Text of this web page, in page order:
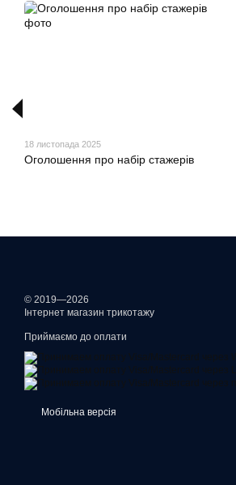
18 листопада 2025
Оголошення про набір стажерів
© 2019—2026
Інтернет магазин трикотажу
Приймаємо до оплати
Мобільна версія